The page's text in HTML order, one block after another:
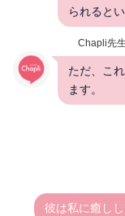
られると
Chapli先生
ただ、こ
ます。
彼は私に癒し